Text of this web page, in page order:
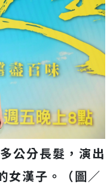
多公分長髮，演出
女漢子。（圖／